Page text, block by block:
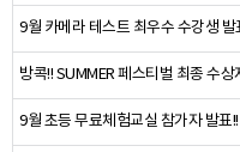
9월 카메라 테스트 최우수 수강생 발
방콕!! SUMMER 페스티벌 최종 수상
9월 초등 무료체험교실 참가자 발표!!